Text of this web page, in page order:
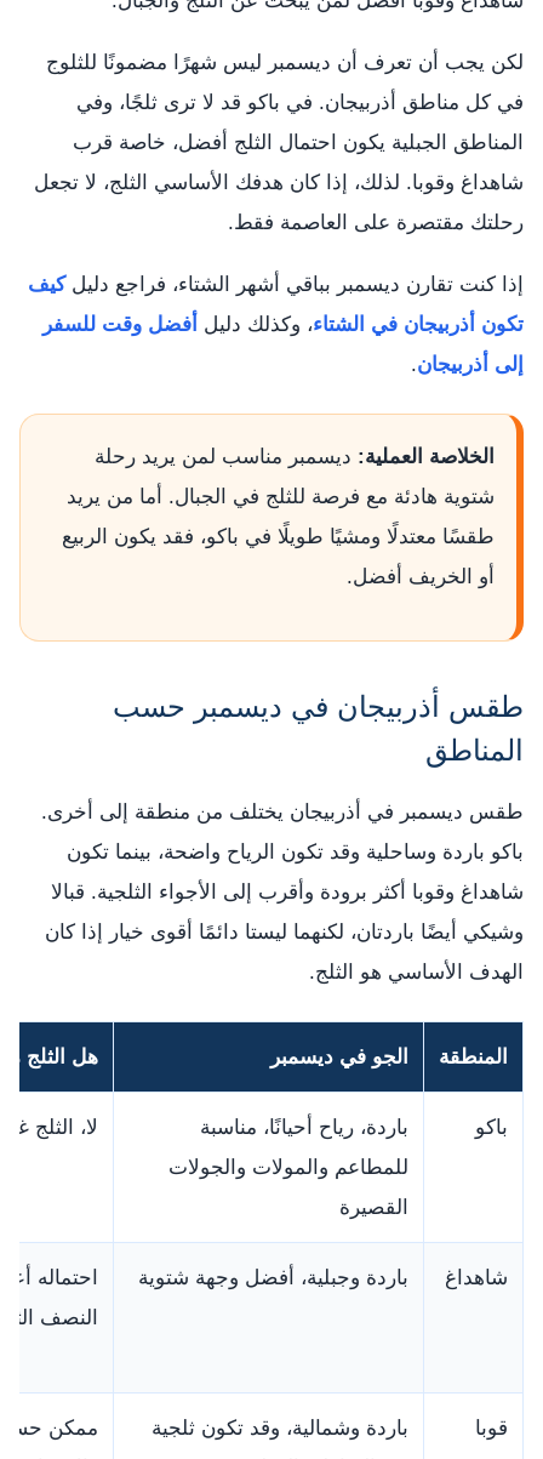
لكن يجب أن تعرف أن ديسمبر ليس شهرًا مضمونًا للثلوج
في كل مناطق أذربيجان. في باكو قد لا ترى ثلجًا، وفي
المناطق الجبلية يكون احتمال الثلج أفضل، خاصة قرب
شاهداغ وقوبا. لذلك، إذا كان هدفك الأساسي الثلج، لا تجعل
رحلتك مقتصرة على العاصمة فقط.
إذا كنت تقارن ديسمبر بباقي أشهر الشتاء، فراجع دليلكيف
تكون أذربيجان في الشتاء، وكذلك دليل أفضل وقت للسفر
إلى أذربيجان.
الخلاصة العملية: ديسمبر مناسب لمن يريد رحلة
شتوية هادئة مع فرصة للثلج في الجبال. أما من يريد
طقسًا معتدلًا ومشيًا طويلًا في باكو، فقد يكون الربيع
أو الخريف أفضل.
طقس أذربيجان في ديسمبر حسب
المناطق
طقس ديسمبر في أذربيجان يختلف من منطقة إلى أخرى.
باكو باردة وساحلية وقد تكون الرياح واضحة، بينما تكون
شاهداغ وقوبا أكثر برودة وأقرب إلى الأجواء الثلجية. قبالا
وشيكي أيضًا باردتان، لكنهما ليستا دائمًا أقوى خيار إذا كان
الهدف الأساسي هو الثلج.
المنطقة الجو في ديسمبر هل الثلج
باكو
باردة، رياح أحيانًا، مناسبة
للمطاعم والمولات والجولات
القصيرة
لا، الثلج
شاهداغ باردة وجبلية، أفضل وجهة شتوية
احتماله
النصف
قوبا
باردة وشمالية، وقد تكون ثلجية
ممكن